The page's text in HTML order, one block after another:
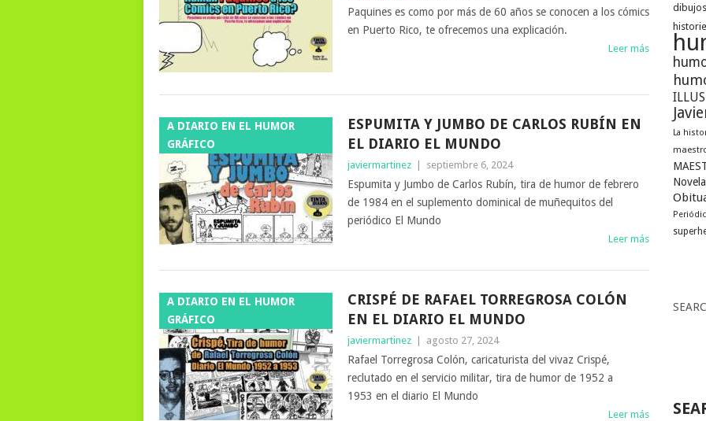
Paquines es como por más de 60 años se conocen a los cómics
en Puerto Rico, te ofrecemos una explicación.
Leer más
A DIARIO EN EL HUMOR
GRÁFICO
ESPUMITA Y JUMBO DE CARLOS RUBÍN EN
EL DIARIO EL MUNDO
javiermartinez | septiembre 6, 2024
Espumita y Jumbo de Carlos Rubín, tira de humor de febrero
de 1984 en el suplemento dominical de muñequitos del
periódico El Mundo
Leer más
A DIARIO EN EL HUMOR
GRÁFICO
CRISPÉ DE RAFAEL TORREGROSA COLÓN
EN EL DIARIO EL MUNDO
javiermartinez | agosto 27, 2024
Rafael Torregrosa Colón, caricaturista del vivaz Crispé,
reclutado en el servicio militar, tira de humor de 1952 a
1953 en el diario El Mundo
Leer más
La